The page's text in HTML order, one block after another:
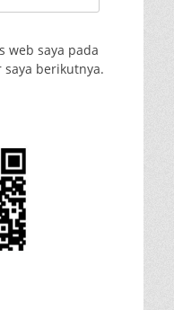
web saya pada
berikutnya.